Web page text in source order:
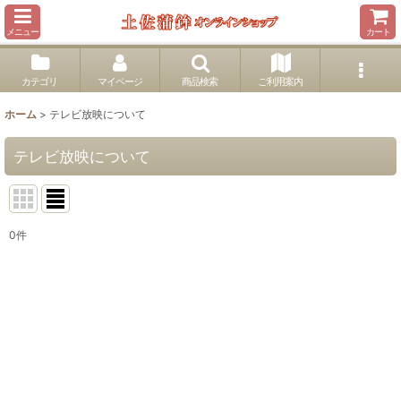
メニュー カート
カテゴリ マイページ 商品検索 ご利用案内
ホーム > テレビ放映について
テレビ放映について
0件